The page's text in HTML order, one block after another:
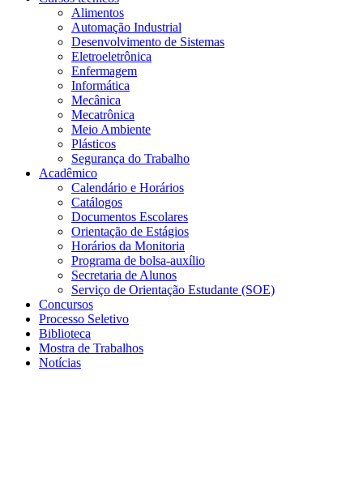
Alimentos
Automação Industrial
Desenvolvimento de Sistemas
Eletroeletrônica
Enfermagem
Informática
Mecânica
Mecatrônica
Meio Ambiente
Plásticos
Segurança do Trabalho
Acadêmico
Calendário e Horários
Catálogos
Documentos Escolares
Orientação de Estágios
Horários da Monitoria
Programa de bolsa-auxílio
Secretaria de Alunos
Serviço de Orientação Estudante (SOE)
Concursos
Processo Seletivo
Biblioteca
Mostra de Trabalhos
Notícias